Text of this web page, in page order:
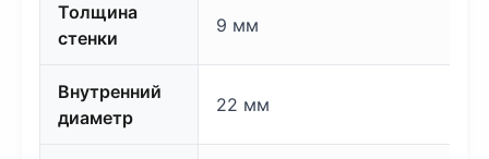
Толщина
стенки
9 мм
Внутренний
диаметр
22 мм